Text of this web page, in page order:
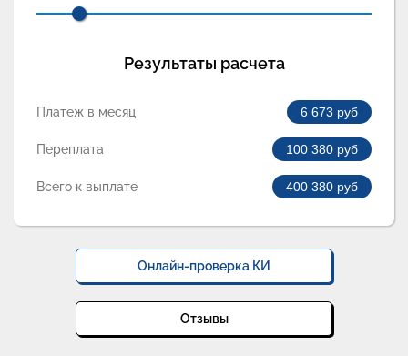
Результаты расчета
Платеж в месяц 6 673 руб
Переплата 100 380 руб
Всего к выплате 400 380 руб
Онлайн-проверка КИ
Отзывы